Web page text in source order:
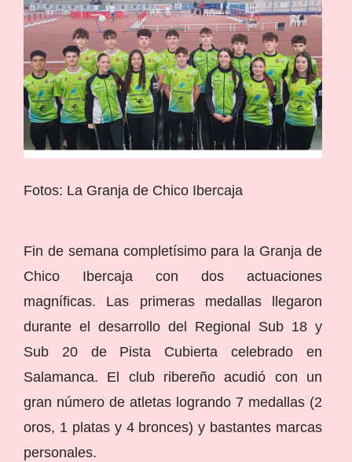
Fotos: La Granja de Chico Ibercaja
Fin de semana completísimo para la Granja de
Chico Ibercaja con dos actuaciones
magníficas. Las primeras medallas llegaron
durante el desarrollo del Regional Sub 18 y
Sub 20 de Pista Cubierta celebrado en
Salamanca. El club ribereño acudió con un
gran número de atletas logrando 7 medallas (2
oros, 1 platas y 4 bronces) y bastantes marcas
personales.